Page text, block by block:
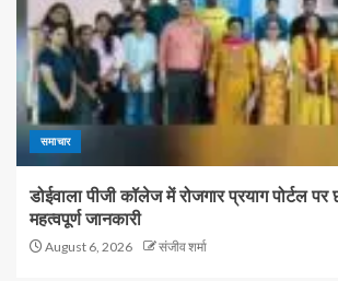
समाचार
डोईवाला पीजी कॉलेज में रोजगार प्रयाग पोर्टल पर
महत्वपूर्ण जानकारी
August 6, 2026 संजीव शर्मा